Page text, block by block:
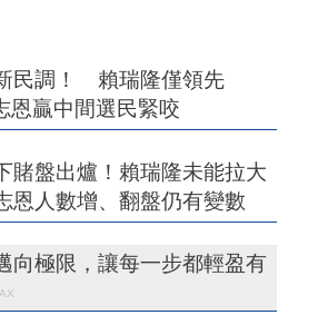
民調！ 賴瑞隆僅領先
恩贏中間選民緊咬
賭盤出爐！賴瑞隆未能拉大
人數增、翻盤仍有變數
向極限，讓每一步都輕盈有